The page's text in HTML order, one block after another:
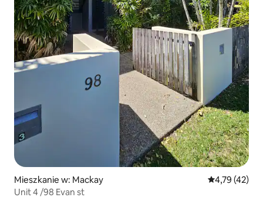
Mieszkanie w: Mackay Średnia
4,79 (42)
Unit 4 /98 Evan st